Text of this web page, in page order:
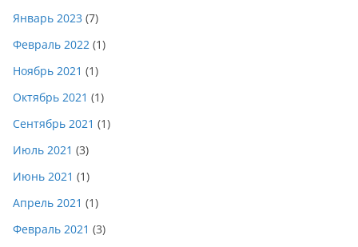
Январь 2023 (7)
Февраль 2022 (1)
Ноябрь 2021 (1)
Октябрь 2021 (1)
Сентябрь 2021 (1)
Июль 2021 (3)
Июнь 2021 (1)
Апрель 2021 (1)
Февраль 2021 (3)